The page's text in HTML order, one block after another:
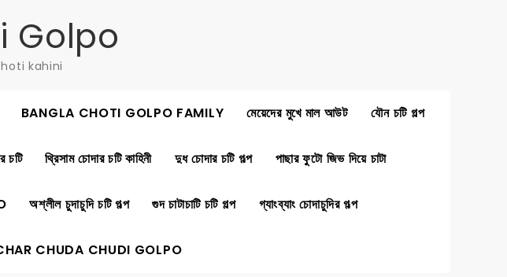
Golpo
choti kahini
BANGLA CHOTI GOLPO FAMILY মেয়েদের মুখে মাল আউট যৌন চটি গল্প
চটি থ্রিসাম চোদার চটি কাহিনী দুধ চোদার চটি গল্প পাছার ফুটো জিভ দিয়ে চাটা
অশ্লীল চুদাচুদি চটি গল্প গুদ চাটাচাটি চটি গল্প গ্যাংব্যাং চোদাচুদির গল্প
CHUDA CHUDI GOLPO